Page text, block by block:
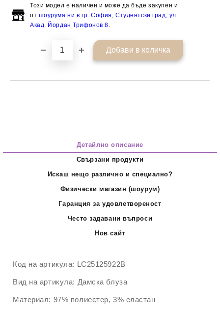
Този модел е наличен и може да бъде закупен и
от шоурума ни в гр. София, Студентски град, ул.
Акад. Йордан Трифонов 8
Детайлно описание
Свързани продукти
Искаш нещо различно и специално?
Физически магазин (шоурум)
Гаранция за удовлетвореност
Често задавани въпроси
Нов сайт
Код на артикула: LC25125922B
Вид на артикула: Дамска блуза
Материал: 97% полиестер, 3% еластан